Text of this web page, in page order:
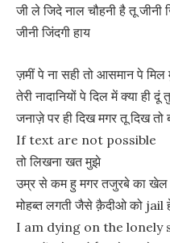
जी ले जिदे नाल चौहनी है तू जीनी
जीनी जिंदगी हाय
ज़मीं पे ना सही तो आसमान पे
तेरी नादानियों पे दिल में क्या ही दूं
जनाज़े पर ही दिख मगर तू दिख
If text are not possible
तो लिखना खत मुझे
उम्र से कम हु मगर तजुरबे का खेल
मोहब्त लगती जैसे क़ैदीओ को jail
I am dying on the lonely